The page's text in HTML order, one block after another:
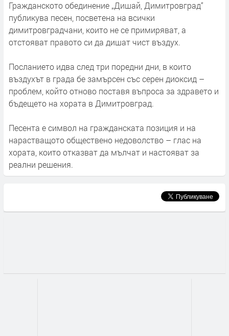
Гражданското обединение „Дишай, Димитровград“
публикува песен, посветена на всички
димитровградчани, които не се примиряват, а
отстояват правото си да дишат чист въздух.
Посланието идва след три поредни дни, в които
въздухът в града бе замърсен със серен диоксид –
проблем, който отново поставя въпроса за здравето и
бъдещето на хората в Димитровград.
Песента е символ на гражданската позиция и на
нарастващото обществено недоволство – глас на
хората, които отказват да мълчат и настояват за
реални решения.